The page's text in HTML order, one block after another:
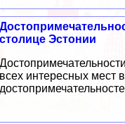
столице Эстонии
всех интересных мест